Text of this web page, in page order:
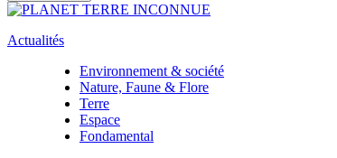
Actualités
Environnement & société
Nature, Faune & Flore
Terre
Espace
Fondamental